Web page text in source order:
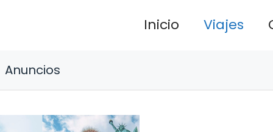
Inicio Viajes
Anuncios